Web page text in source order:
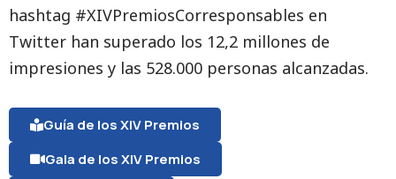
hashtag #XIVPremiosCorresponsables en
Twitter han superado los 12,2 millones de
impresiones y las 528.000 personas alcanzadas.
Guía de los XIV Premios
Gala de los XIV Premios